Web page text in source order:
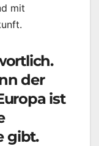
mit
der
ist
gibt.